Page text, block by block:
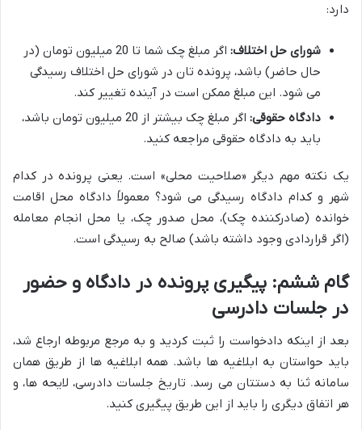
دارد:
شورای حل اختلاف:
اگر مبلغ چک شما تا 20 میلیون تومان (در
حال حاضر) باشد، پرونده تان در شورای حل اختلاف رسیدگی
می شود. این مبلغ ممکن است در آینده تغییر کند.
دادگاه حقوقی:
اگر مبلغ چک بیشتر از 20 میلیون تومان باشد،
باید به دادگاه حقوقی مراجعه کنید.
یک نکته مهم دیگر «صلاحیت محلی» است. یعنی پرونده در کدام
شهر و کدام دادگاه رسیدگی می شود؟ معمولاً دادگاه محل اقامت
خوانده (صادرکننده چک)، محل صدور چک، یا محل انجام معامله
(اگر قراردادی وجود داشته باشد) صالح به رسیدگی است.
گام ششم: پیگیری پرونده در دادگاه و حضور
در جلسات دادرسی
بعد از اینکه دادخواست را ثبت کردید و به مرجع مربوطه ارجاع شد،
باید حواستان به ابلاغیه ها باشد. همه ابلاغیه ها از طریق همان
سامانه ثنا به دستتان می رسد. تاریخ جلسات دادرسی، لایحه ها، و
هر اتفاق دیگری را باید از این طریق پیگیری کنید.